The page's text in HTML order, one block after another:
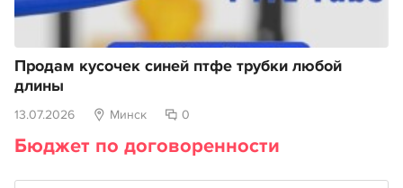
Продам кусочек синей птфе трубки любой
длины
13.07.2026 Минск 0
Бюджет по договоренности